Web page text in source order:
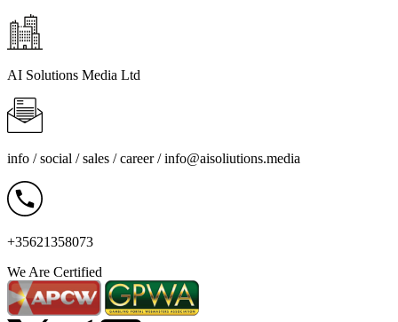
AI Solutions Media Ltd
info / social / sales / career /info@aisoliutions.media
+35621358073
We Are Certified